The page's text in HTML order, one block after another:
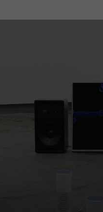
Mach mit: «Be Part of the